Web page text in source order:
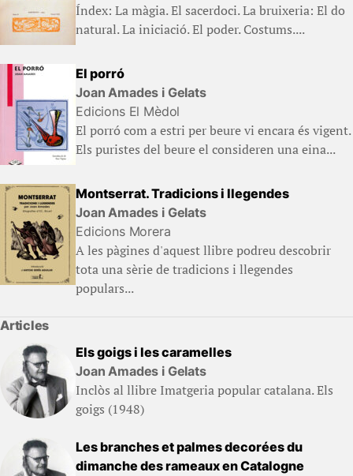
Índex: La màgia. El sacerdoci. La bruixeria: El do
natural. La iniciació. El poder. Costums....
El porró
Joan Amades i Gelats
Edicions El Mèdol
El porró com a estri per beure vi encara és vigent.
Els puristes del beure el consideren una eina...
Montserrat. Tradicions i llegendes
Joan Amades i Gelats
Edicions Morera
A les pàgines d'aquest llibre podreu descobrir
tota una sèrie de tradicions i llegendes
populars...
Articles
Els goigs i les caramelles
Joan Amades i Gelats
Inclòs al llibre Imatgeria popular catalana. Els
goigs (1948)
Les branches et palmes decorées du
dimanche des rameaux en Catalogne